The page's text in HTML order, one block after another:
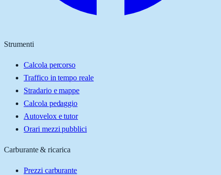
Strumenti
Calcola percorso
Traffico in tempo reale
Stradario e mappe
Calcola pedaggio
Autovelox e tutor
Orari mezzi pubblici
Carburante & ricarica
Prezzi carburante